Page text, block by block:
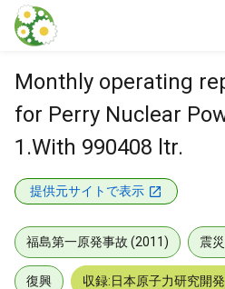
本文に飛ぶ
Monthly operating
for Perry Nuclear
1.With 990408 ltr.
提供元サイトで表示
福島第一原発事故 (2011) 震
復興 収録:日本原子力研究開